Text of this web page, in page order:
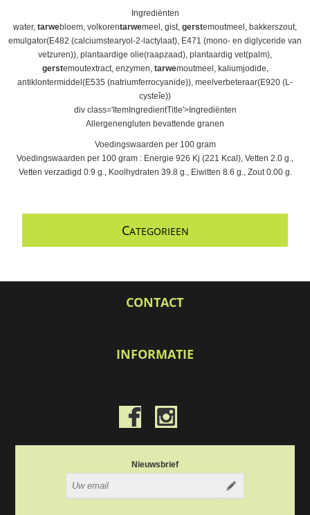
Ingrediënten
water, tarwebloem, volkorentarwemeel, gist, gerstemoutmeel, bakkerszout,
emulgator(E482 (calciumstearyol-2-lactylaat), E471 (mono- en diglyceride van
vetzuren)), plantaardige olie(raapzaad), plantaardig vet(palm),
gerstemoutextract, enzymen, tarwemoutmeel, kaliumjodide,
antiklontermiddel(E535 (natriumferrocyanide)), meelverbeteraar(E920 (L-
cysteîe))
div class='ItemIngredientTitle'>Ingrediënten
Allergenengluten bevattende granen
Voedingswaarden per 100 gram
Voedingswaarden per 100 gram : Energie 926 Kj (221 Kcal), Vetten 2.0 g.,
Vetten verzadigd 0.9 g., Koolhydraten 39.8 g., Eiwitten 8.6 g., Zout 0.00 g.
CATEGORIEEN
CONTACT
INFORMATIE
Nieuwsbrief